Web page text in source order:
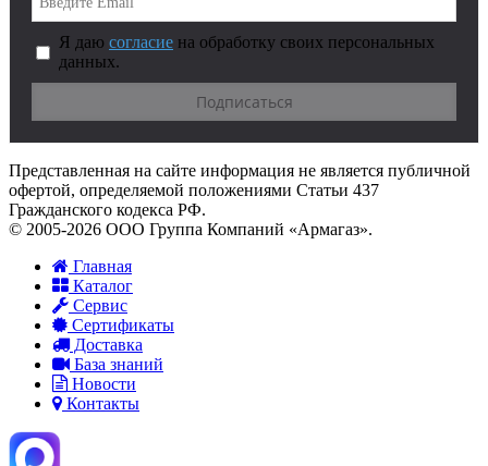
Я даю согласие на обработку своих персональных
данных.
Представленная на сайте информация не является публичной
офертой, определяемой положениями Статьи 437
Гражданского кодекса РФ.
© 2005-2026 ООО Группа Компаний «Армагаз».
Главная
Каталог
Сервис
Сертификаты
Доставка
База знаний
Новости
Контакты